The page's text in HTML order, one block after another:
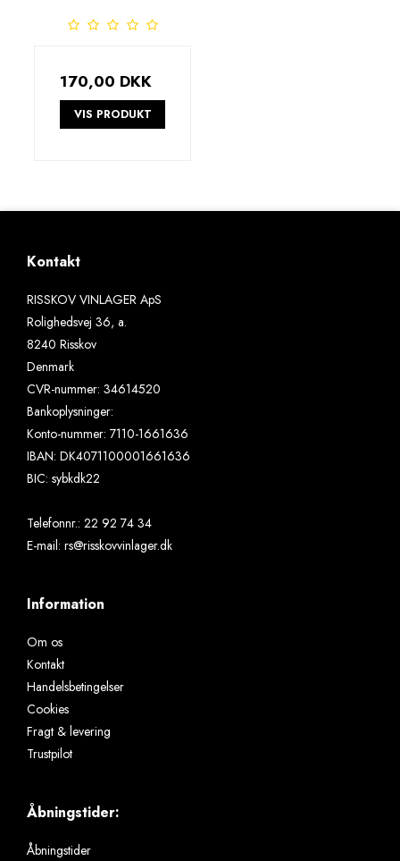
170,00 DKK
VIS PRODUKT
Kontakt
RISSKOV VINLAGER ApS
Rolighedsvej 36, a.
8240 Risskov
Denmark
CVR-nummer: 34614520
Bankoplysninger:
Konto-nummer: 7110-1661636
IBAN: DK4071100001661636
BIC: sybkdk22
Telefonnr.: 22 92 74 34
E-mail: rs@risskovvinlager.dk
Information
Om os
Kontakt
Handelsbetingelser
Cookies
Fragt & levering
Trustpilot
Åbningstider:
Åbningstider